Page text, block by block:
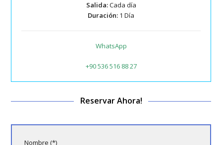
Salida:Cada día
Duración: 1 Día
WhatsApp
+90 536 516 88 27
Reservar Ahora!
Nombre (*)